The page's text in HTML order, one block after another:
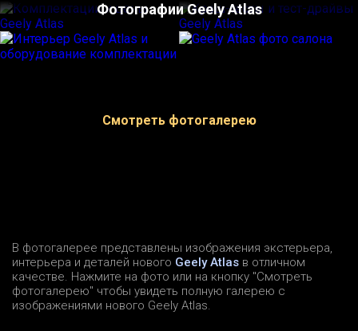
Фотографии Geely Atlas
Смотреть фотогалерею
В фотогалерее представлены изображения экстерьера,
интерьера и деталей нового Geely Atlas в отличном
качестве. Нажмите на фото или на кнопку "Смотреть
фотогалерею" чтобы увидеть полную галерею с
изображениями нового Geely Atlas.